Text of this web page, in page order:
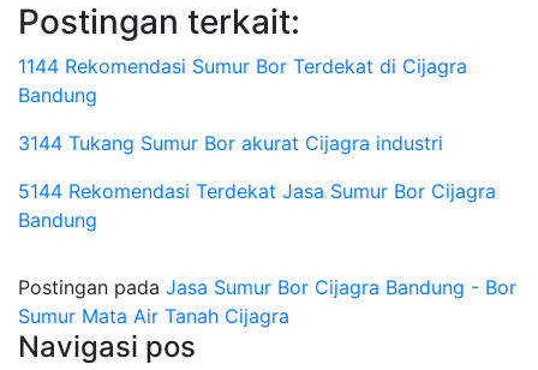
Postingan terkait:
1144 Rekomendasi Sumur Bor Terdekat di Cijagra
Bandung
3144 Tukang Sumur Bor akurat Cijagra industri
5144 Rekomendasi Terdekat Jasa Sumur Bor Cijagra
Bandung
Postingan pada Jasa Sumur Bor Cijagra Bandung - Bor
Sumur Mata Air Tanah Cijagra
Navigasi pos